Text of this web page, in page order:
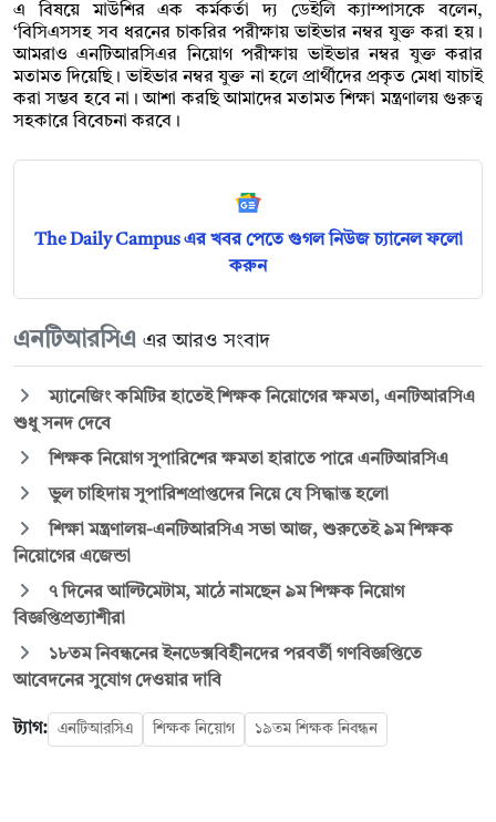
এ বিষয়ে মাউশির এক কর্মকর্তা দ্য ডেইলি ক্যাম্পাসকে বলেন,
‘বিসিএসসহ সব ধরনের চাকরির পরীক্ষায় ভাইভার নম্বর যুক্ত করা হয়।
আমরাও এনটিআরসিএর নিয়োগ পরীক্ষায় ভাইভার নম্বর যুক্ত করার
মতামত দিয়েছি। ভাইভার নম্বর যুক্ত না হলে প্রার্থীদের প্রকৃত মেধা যাচাই
করা সম্ভব হবে না। আশা করছি আমাদের মতামত শিক্ষা মন্ত্রণালয় গুরুত্ব
সহকারে বিবেচনা করবে।
The Daily Campus এর খবর পেতে গুগল নিউজ চ্যানেল ফলো
করুন
এনটিআরসিএ এর আরও সংবাদ
ম্যানেজিং কমিটির হাতেই শিক্ষক নিয়োগের ক্ষমতা, এনটিআরসিএ
শুধু সনদ দেবে
শিক্ষক নিয়োগ সুপারিশের ক্ষমতা হারাতে পারে এনটিআরসিএ
ভুল চাহিদায় সুপারিশপ্রাপ্তদের নিয়ে যে সিদ্ধান্ত হলো
শিক্ষা মন্ত্রণালয়-এনটিআরসিএ সভা আজ, শুরুতেই ৯ম শিক্ষক
নিয়োগের এজেন্ডা
৭ দিনের আল্টিমেটাম, মাঠে নামছেন ৯ম শিক্ষক নিয়োগ
বিজ্ঞপ্তিপ্রত্যাশীরা
১৮তম নিবন্ধনের ইনডেক্সবিহীনদের পরবর্তী গণবিজ্ঞপ্তিতে
আবেদনের সুযোগ দেওয়ার দাবি
ট্যাগ: এনটিআরসিএ শিক্ষক নিয়োগ ১৯তম শিক্ষক নিবন্ধন